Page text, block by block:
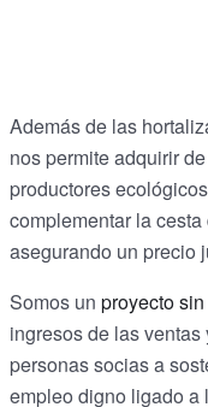
Además de las
nos permite adquirir
productores
complementar la
asegurando un precio
Somos un proyecto
ingresos de las
personas socias a
empleo digno ligado a